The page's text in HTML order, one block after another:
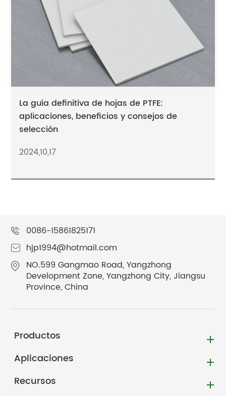
La guía definitiva de hojas de PTFE:
aplicaciones, beneficios y consejos de
selección
2024,10,17
0086-15861825171
hjp1994@hotmail.com
NO.599 Gangmao Road, Yangzhong
Development Zone, Yangzhong City, Jiangsu
Province, China
Productos
Aplicaciones
Recursos